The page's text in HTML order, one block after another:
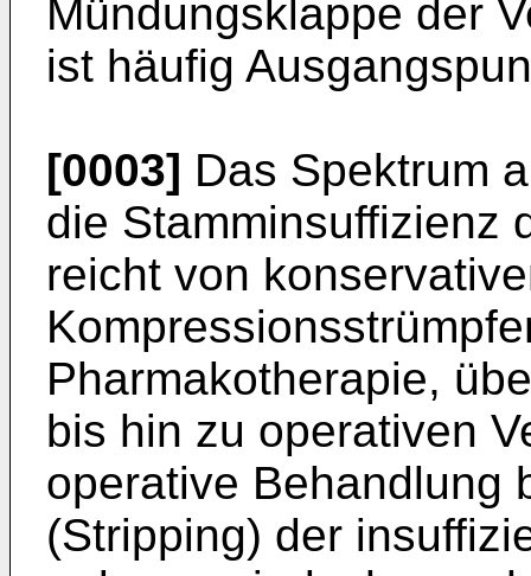
Mündungsklappe der
ist häufig
[0003] Das Spektrum
die Stamminsuffizienz
reicht von
Pharmakotherapie,
bis hin zu operativen
operative Behandlung
(Stripping) der